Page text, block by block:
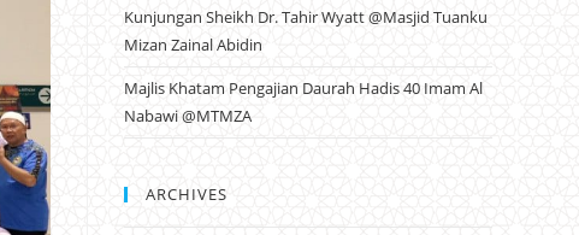
Kunjungan Sheikh Dr. Tahir Wyatt @Masjid Tuanku
Mizan Zainal Abidin
Majlis Khatam Pengajian Daurah Hadis 40 Imam Al
Nabawi @MTMZA
ARCHIVES